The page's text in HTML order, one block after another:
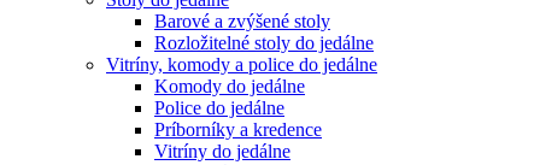
Barové a zvýšené stoly
Rozložitelné stoly do jedálne
Vitríny, komody a police do jedálne
Komody do jedálne
Police do jedálne
Príborníky a kredence
Vitríny do jedálne